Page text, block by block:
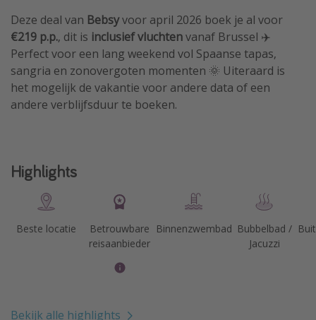
Deze deal van Bebsyvoor april 2026 boek je al voor
€219 p.p., dit is inclusief vluchtenvanaf Brussel ✈️
Perfect voor een lang weekend vol Spaanse tapas,
sangria en zonovergoten momenten 🌞 Uiteraard is
het mogelijk de vakantie voor andere data of een
andere verblijfsduur te boeken.
Highlights
Beste locatie
Betrouwbare
reisaanbieder
Binnenzwembad Bubbelbad /
Jacuzzi
Bekijk alle highlights